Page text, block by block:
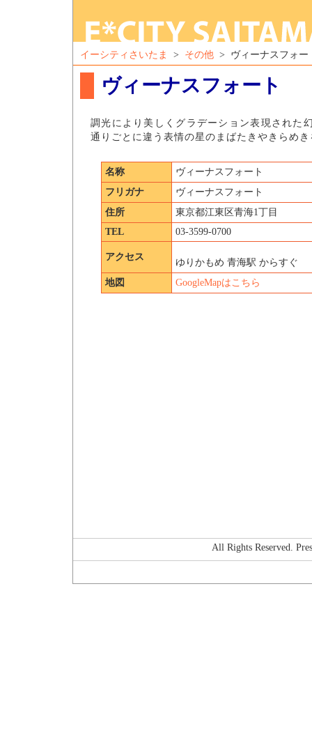
イーシティさいたま > その他 > ヴィーナスフォー
ヴィーナスフォート
調光により美しくグラデーション表現された
通りごとに違う表情の星のまばたきやきらめ
名称
ヴィーナスフォート
フリガナ
ヴィーナスフォート
住所
東京都江東区青海1丁目
TEL
03-3599-0700
アクセス
ゆりかもめ 青海駅 からすぐ
地図
GoogleMapはこちら
All Rights Reserved.